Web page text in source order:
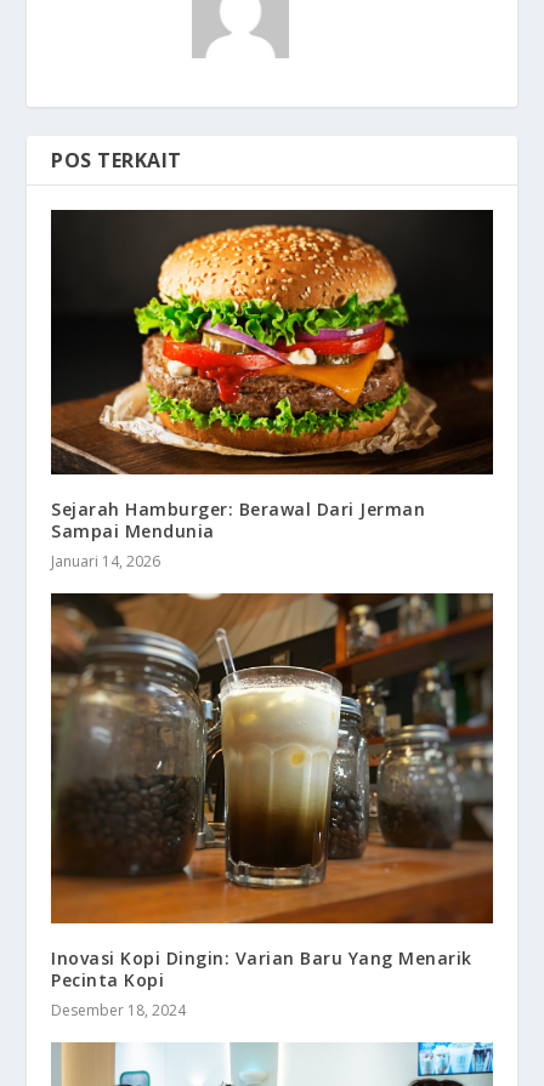
POS TERKAIT
Sejarah Hamburger: Berawal Dari Jerman
Sampai Mendunia
Januari 14, 2026
Inovasi Kopi Dingin: Varian Baru Yang Menarik
Pecinta Kopi
Desember 18, 2024